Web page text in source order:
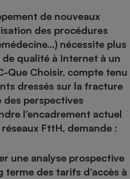
de nouveaux
des procédures
nécessite plus
de qualité à Internet à un
Que Choisir, compte tenu
dressés sur la fracture
des perspectives
l’encadrement actuel
FttH, demande :
une analyse prospective
terme des tarifs d’accès à